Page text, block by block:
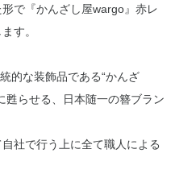
で『かんざし屋wargo』赤レ
す。
的な装飾品である“かんざ
甦らせる、日本随一の簪ブラン
社で行う上に全て職人による